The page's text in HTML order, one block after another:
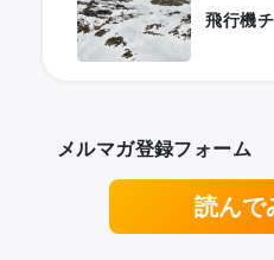
飛行機
メルマガ登録フォーム
読んで